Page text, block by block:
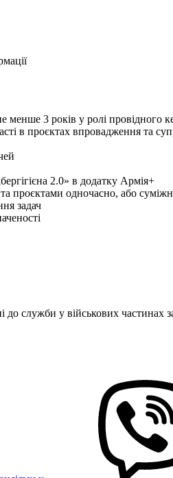
менше 3 років у ролі
в проєктах впровадження та
2.0» в додатку Армія+
та проєктами одночасно, або
задач
до служби у військових